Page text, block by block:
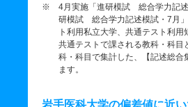
※ 4月実施「進研模試 総合学力記述
研模試 総合学力記述模試・7月
ト利用私立大学、共通テスト利
共通テストで課される教科・科目
科・科目で集計した、【記述総合
ます。
岩手医科大学の偏差値に近